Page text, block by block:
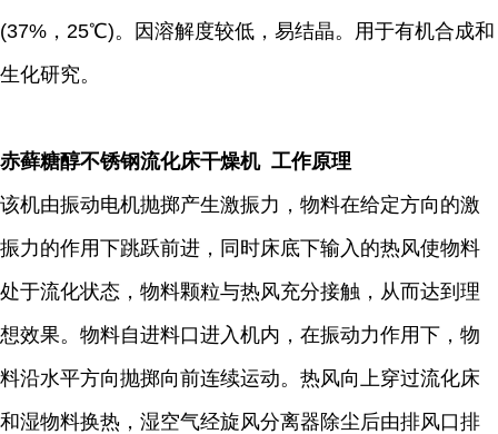
(37%，25℃)。因溶解度较低，易结晶。用于有机合成和
生化研究。
赤藓糖醇不锈钢流化床干燥机 工作原理
该机由振动电机抛掷产生激振力，物料在给定方向的激
振力的作用下跳跃前进，同时床底下输入的热风使物料
处于流化状态，物料颗粒与热风充分接触，从而达到理
想效果。物料自进料口进入机内，在振动力作用下，物
料沿水平方向抛掷向前连续运动。热风向上穿过流化床
和湿物料换热，湿空气经旋风分离器除尘后由排风口排